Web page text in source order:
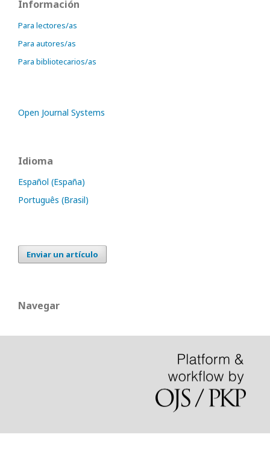
Información
Para lectores/as
Para autores/as
Para bibliotecarios/as
Open Journal Systems
Idioma
Español (España)
Português (Brasil)
Enviar un artículo
Navegar